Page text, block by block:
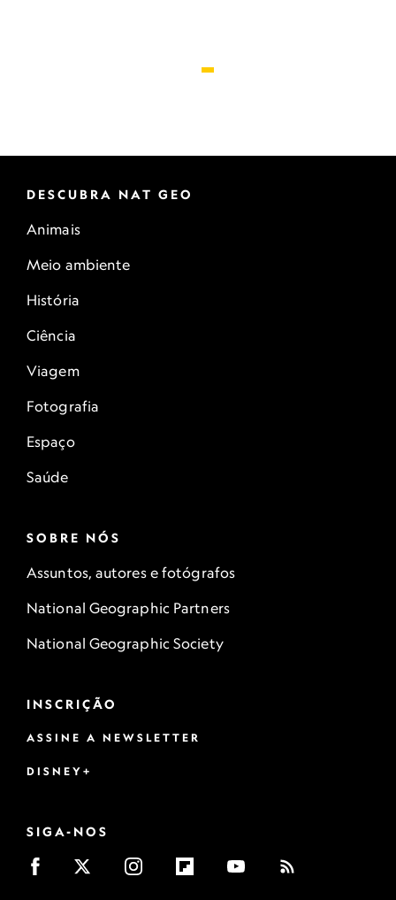
DESCUBRA NAT GEO
Animais
Meio ambiente
História
Ciência
Viagem
Fotografia
Espaço
Saúde
SOBRE NÓS
Assuntos, autores e fotógrafos
National Geographic Partners
National Geographic Society
INSCRIÇÃO
ASSINE A NEWSLETTER
DISNEY+
SIGA-NOS